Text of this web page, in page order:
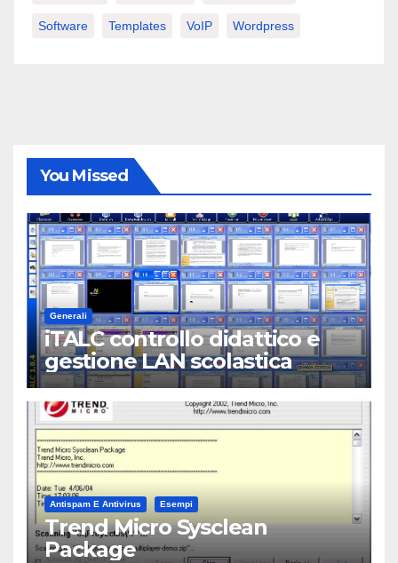
Software Templates VoIP Wordpress
You Missed
Generali
iTALC controllo didattico e
gestione LAN scolastica
Antispam E Antivirus Esempi
Trend Micro Sysclean
Package